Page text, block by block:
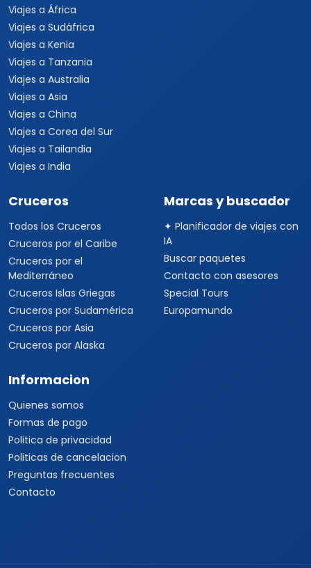
Viajes a África
Viajes a Sudáfrica
Viajes a Kenia
Viajes a Tanzania
Viajes a Australia
Viajes a Asia
Viajes a China
Viajes a Corea del Sur
Viajes a Tailandia
Viajes a India
Cruceros
Todos los Cruceros
Cruceros por el Caribe
Cruceros por el
Mediterráneo
Cruceros Islas Griegas
Cruceros por Sudamérica
Cruceros por Asia
Cruceros por Alaska
Marcas y buscador
✦ Planificador de viajes con
IA
Buscar paquetes
Contacto con asesores
Special Tours
Europamundo
Informacion
Quienes somos
Formas de pago
Politica de privacidad
Politicas de cancelacion
Preguntas frecuentes
Contacto